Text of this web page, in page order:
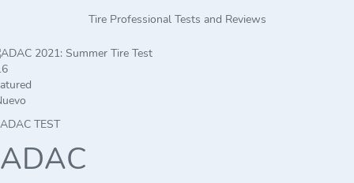
Tire Professional Tests and Reviews
ADAC TEST
ADAC